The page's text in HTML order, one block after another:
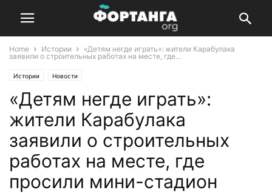
Home Истории
«Детям негде играть»: жители Карабулака
заявили о строительных работах на месте, где...
Истории Новости
«Детям негде играть»:
жители Карабулака
заявили о строительных
работах на месте, где
просили мини-стадион